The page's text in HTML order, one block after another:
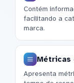
Contém
facilitando a
marca.
Métricas
Apresenta